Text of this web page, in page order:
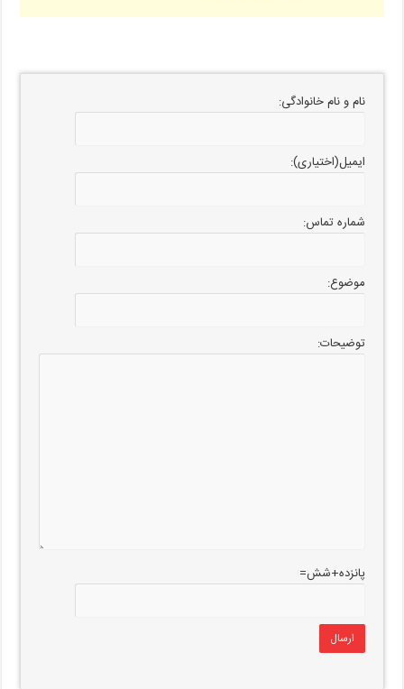
نام و نام خانوادگی:
ایمیل(اختیاری):
شماره تماس:
موضوع:
توضیحات:
پانزده+شش=